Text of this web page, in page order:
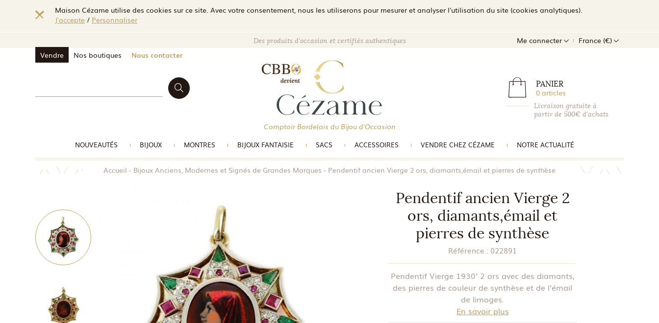
Maison Cézame utilise des cookies sur ce site. Avec votre consentement, nous les utiliserons pour mesurer et analyser l'utilisation du site (cookies analytiques).
J'accepte / Personnaliser
Vendre Nos boutiques Nous contacter
Des produits d'occasion et certifiés authentiques Me connecter France (€)
PANIER
0 articles
Livraison gratuite à
partir de 500€ d'achats
Comptoir Bordelais du Bijou d'Occasion
NOUVEAUTÉS BIJOUX MONTRES BIJOUX FANTAISIE SACS ACCESSOIRES VENDRE CHEZ CÉZAME NOTRE ACTUALITÉ
Accueil Bijoux Anciens, Modernes et Signés de Grandes Marques Pendentif ancien Vierge 2 ors, diamants,émail et pierres de synthèse
Pendentif ancien Vierge 2
ors, diamants,émail et
pierres de synthèse
Référence : 022891
Pendentif Vierge 1930' 2 ors avec des diamants,
des pierres de couleur de synthèse et de l'émail
de limoges.
En savoir plus